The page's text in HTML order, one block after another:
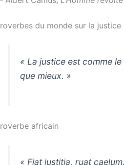
du monde sur la justice
« La justice est comme
que mieux. »
africain
« Fiat justitia, ruat